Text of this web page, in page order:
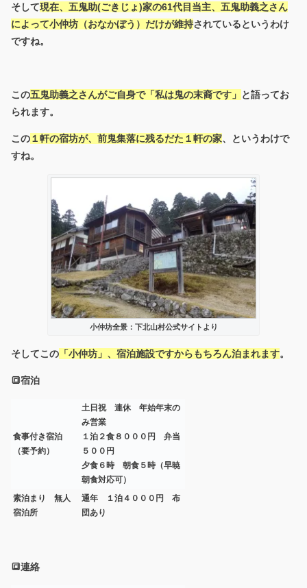
そして現在、五鬼助(ごきじょ)家の61代目当主、五鬼助義之さん
によって小仲坊（おなかぼう）だけが維持されているというわけ
ですね。
この五鬼助義之さんがご自身で「私は鬼の末裔です」 と語ってお
られます。
この１軒の宿坊が、前鬼集落に残るだた１軒の家、というわけで
すね。
小仲坊全景：下北山村公式サイトより
そしてこの 「小仲坊」、宿泊施設ですからもちろん泊まれます。
🔳宿泊
食事付き宿泊
（要予約）
土日祝 連休 年始年末の
み営業
１泊２食８０００円 弁当
５００円
夕食６時 朝食５時（早暁
朝食対応可）
素泊まり 無人
宿泊所
通年 １泊４０００円 布
団あり
🔳連絡